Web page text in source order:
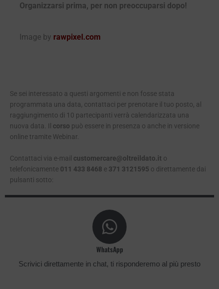
Organizzarsi prima, per non preoccuparsi dopo!
Image by rawpixel.com
Se sei interessato a questi argomenti e non fosse stata
programmata una data, contattaci per prenotare il tuo posto, al
raggiungimento di 10 partecipanti verrà calendarizzata una
nuova data. Il corso può essere in presenza o anche in versione
online tramite Webinar.
Contattaci via e-mail customercare@oltreildato.it o
telefonicamente 011 433 8468 e 371 3121595 o direttamente dai
pulsanti sotto:
WhatsApp
Scrivici direttamente in chat, ti risponderemo al più presto